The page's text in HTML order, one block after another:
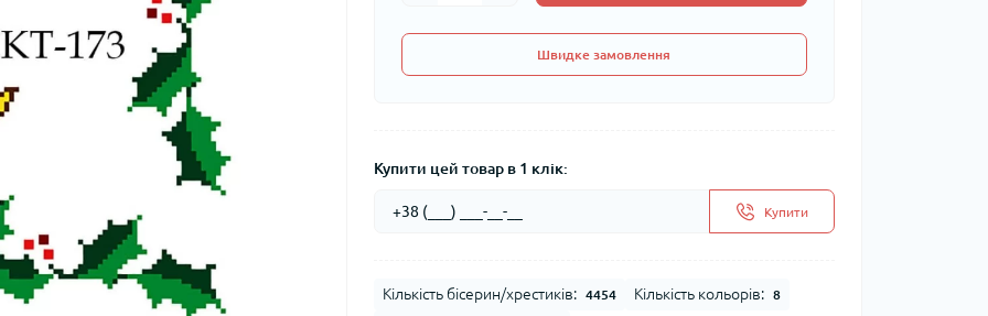
Швидке замовлення
Купити цей товар в 1 клік:
Купити
Кількість бісерин/хрестиків: 4454 Кількість кольорів: 8